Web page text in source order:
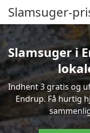
Slamsuger-
Slamsuger i
Indhent 3 gratis og
Endrup. Få hurtig